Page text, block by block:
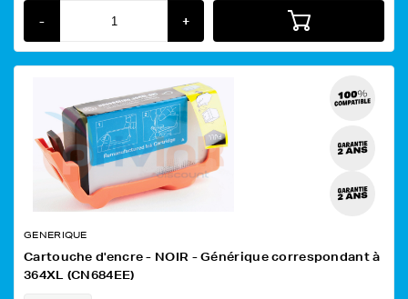
- +
GENERIQUE
Cartouche d'encre - NOIR - Générique correspondant à
364XL (CN684EE)